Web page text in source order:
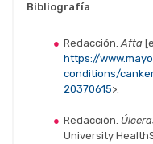
Bibliografía
Redacción.Afta
https://
conditions/
20370615>.
Redacción.
University